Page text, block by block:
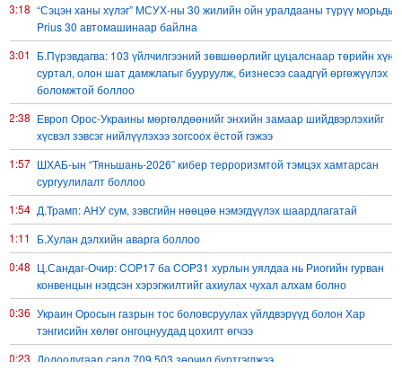
13:18 “Сэцэн ханы хүлэг” МСУХ-ны 30 жилийн ойн уралдааны түрүү морьдыг
Prius 30 автомашинаар байлна
13:01 Б.Пүрэвдагва: 103 үйлчилгээний зөвшөөрлийг цуцалснаар төрийн хүнд
суртал, олон шат дамжлагыг бууруулж, бизнесээ саадгүй өргөжүүлэх
боломжтой боллоо
12:38 Европ Орос-Украины мөргөлдөөнийг энхийн замаар шийдвэрлэхийг
хүсвэл зэвсэг нийлүүлэхээ зогсоох ёстой гэжээ
11:57 ШХАБ-ын “Тяньшань-2026” кибер терроризмтой тэмцэх хамтарсан
сургуулилалт боллоо
11:54 Д.Трамп: АНУ сум, зэвсгийн нөөцөө нэмэгдүүлэх шаардлагатай
11:11 Б.Хулан дэлхийн аварга боллоо
10:48 Ц.Сандаг-Очир: COP17 ба COP31 хурлын уялдаа нь Риогийн гурван
конвенцын нэгдсэн хэрэгжилтийг ахиулах чухал алхам болно
10:36 Украин Оросын газрын тос боловсруулах үйлдвэрүүд болон Хар
тэнгисийн хөлөг онгоцнуудад цохилт өгчээ
10:23 Долоодугаар сард 709,503 зөрчил бүртгэгджээ